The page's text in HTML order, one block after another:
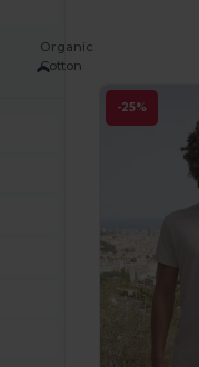
-25%
Organic
Cotton